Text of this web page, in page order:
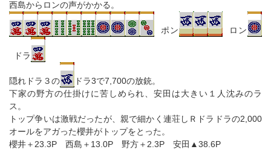
西島からロンの声がかかる。
ポン ロン
ドラ
隠れドラ３の
ドラ3で7,700の放銃。
下家の野方の仕掛けに苦しめられ、安田は大きい１人沈みのラ
ス。
トップ争いは激戦だったが、親で細かく連荘しＲドラドラの2,000
オールをアガった櫻井がトップをとった。
櫻井＋23.3P 西島＋13.0P 野方＋2.3P 安田▲38.6P